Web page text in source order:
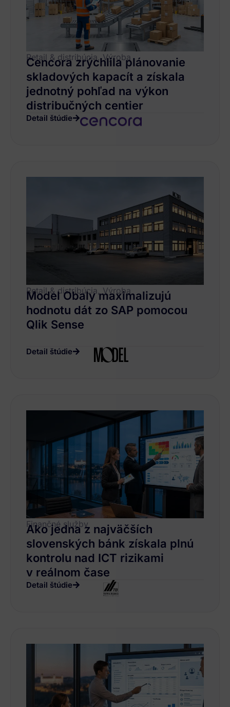
Retail & distribúcia, Výroba
Cencora zrýchlila plánovanie
skladových kapacít a získala
jednotný pohľad na výkon
distribučných centier
Detail štúdie
Retail & distribúcia, Výroba
Model Obaly maximalizujú
hodnotu dát zo SAP pomocou
Qlik Sense
Detail štúdie
Finančné služby
Ako jedna z najväčších
slovenských bánk získala plnú
kontrolu nad ICT rizikami
v reálnom čase
Detail štúdie